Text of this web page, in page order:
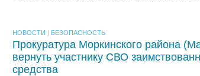
НОВОСТИ | БЕЗОПАСНОСТЬ
Прокуратура Моркинского района
вернуть участнику СВО
средства